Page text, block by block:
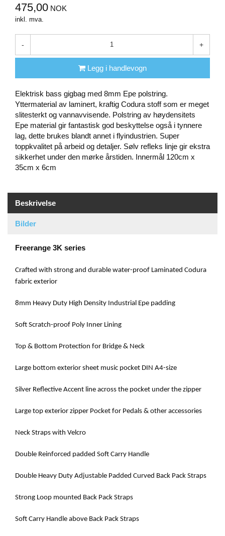
475,00 NOK
inkl. mva.
- +
Legg i handlevogn
Elektrisk bass gigbag med 8mm Epe polstring.
Yttermaterial av laminert, kraftig Codura stoff som er meget
slitesterkt og vannavvisende. Polstring av høydensitets
Epe material gir fantastisk god beskyttelse også i tynnere
lag, dette brukes blandt annet i flyindustrien. Super
toppkvalitet på arbeid og detaljer. Sølv refleks linje gir ekstra
sikkerhet under den mørke årstiden. Innermål 120cm x
35cm x 6cm
Beskrivelse
Bilder
Freerange 3K series
Crafted with strong and durable water-proof Laminated Codura
fabric exterior
8mm Heavy Duty High Density Industrial Epe padding
Soft Scratch-proof Poly Inner Lining
Top & Bottom Protection for Bridge & Neck
Large bottom exterior sheet music pocket DIN A4-size
Silver Reflective Accent line across the pocket under the zipper
Large top exterior zipper Pocket for Pedals & other accessories
Neck Straps with Velcro
Double Reinforced padded Soft Carry Handle
Double Heavy Duty Adjustable Padded Curved Back Pack Straps
Strong Loop mounted Back Pack Straps
Soft Carry Handle above Back Pack Straps